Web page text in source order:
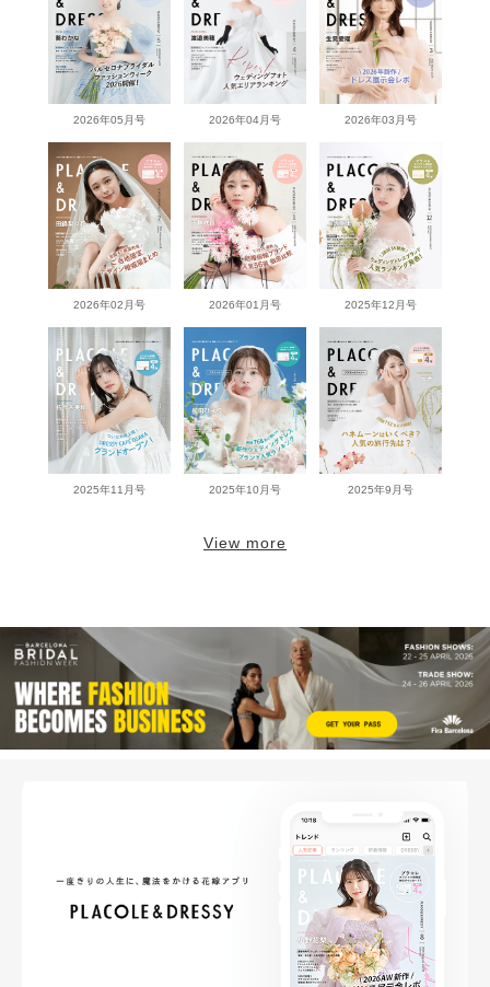
2026年05月号 2026年04月号 2026年03月号
2026年02月号 2026年01月号 2025年12月号
2025年11月号 2025年10月号 2025年9月号
View more